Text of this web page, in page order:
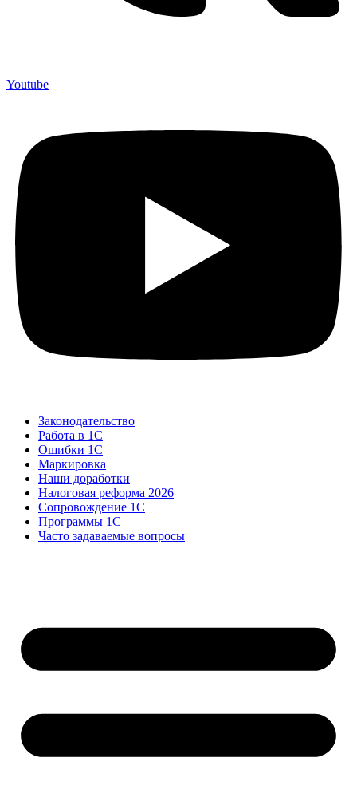
Youtube
Законодательство
Работа в 1С
Ошибки 1С
Маркировка
Наши доработки
Налоговая реформа 2026
Сопровождение 1С
Программы 1С
Часто задаваемые вопросы